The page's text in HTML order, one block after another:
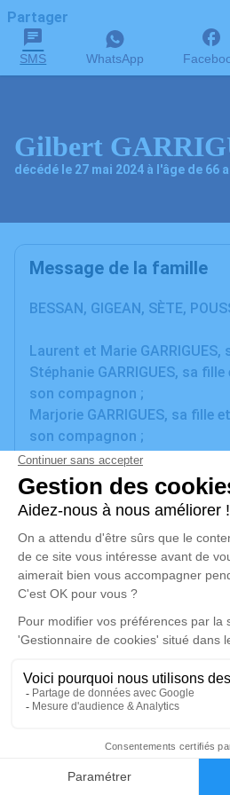
Faire-part
Partager
SMS WhatsApp
Gilbert
décédé le 27 mai 2024 à l'âge de 66
Message de la famille
BESSAN, GIGEAN, SÈTE,
Laurent et Marie GARRIGUES,
Stéphanie GARRIGUES, sa fille
son compagnon ;
Marjorie GARRIGUES, sa fille
son compagnon ;
Léa, Kiara, Enzo, Ruben,
ses petits-enfants ;
parents et amis
ont la tristesse de vous faire
Monsieur Gilbert GARRIGUES
survenu à l'âge de 66 ans.
Les obsèques civiles auront
2024, à 08 h 30, en la Salle
Chambre Funéraire l'Oppidum
suivies de la crémation dans
Cet avis tient lieu de faire-part
Un service de plantation